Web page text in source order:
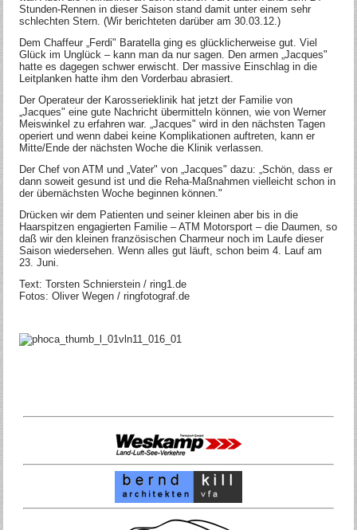
Stunden-Rennen in dieser Saison stand damit unter einem sehr
schlechten Stern. (Wir berichteten darüber am 30.03.12.)
Dem Chaffeur „Ferdi" Baratella ging es glücklicherweise gut. Viel
Glück im Unglück – kann man da nur sagen. Den armen „Jacques"
hatte es dagegen schwer erwischt. Der massive Einschlag in die
Leitplanken hatte ihm den Vorderbau abrasiert.
Der Operateur der Karosserieklinik hat jetzt der Familie von
„Jacques" eine gute Nachricht übermitteln können, wie von Werner
Meiswinkel zu erfahren war. „Jacques" wird in den nächsten Tagen
operiert und wenn dabei keine Komplikationen auftreten, kann er
Mitte/Ende der nächsten Woche die Klinik verlassen.
Der Chef von ATM und „Vater" von „Jacques" dazu: „Schön, dass er
dann soweit gesund ist und die Reha-Maßnahmen vielleicht schon in
der übernächsten Woche beginnen können."
Drücken wir dem Patienten und seiner kleinen aber bis in die
Haarspitzen engagierten Familie – ATM Motorsport – die Daumen, so
daß wir den kleinen französischen Charmeur noch im Laufe dieser
Saison wiedersehen. Wenn alles gut läuft, schon beim 4. Lauf am
23. Juni.
Text: Torsten Schnierstein / ring1.de
Fotos: Oliver Wegen / ringfotograf.de